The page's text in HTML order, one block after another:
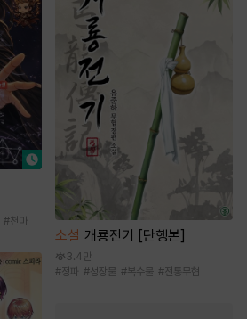
#천마
소설 개룡전기 [단행본]
3.4만
#정파 #성장물 #복수물 #전통무협